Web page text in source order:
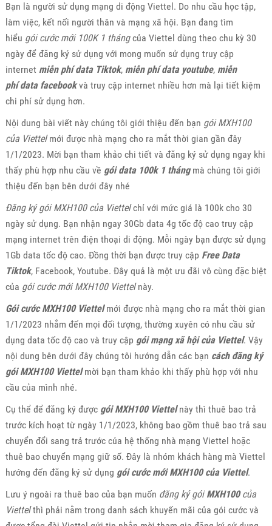
Bạn là người sử dụng mạng di động Viettel. Do nhu cầu học tập,
làm việc, kết nối người thân và mạng xã hội. Bạn đang tìm
hiểu gói cước mới 100K 1 thángcủa Viettel dùng theo chu kỳ 30
ngày để đăng ký sử dụng với mong muốn sử dụng truy cập
internet miễn phí data Tiktok, miễn phí data youtube, miễn
phí data facebookvà truy cập internet nhiều hơn mà lại tiết kiệm
chi phí sử dụng hơn.
Nội dung bài viết này chúng tôi giới thiệu đến bạn gói MXH100
của Viettelmới được nhà mạng cho ra mắt thời gian gần đây
1/1/2023. Mời bạn tham khảo chi tiết và đăng ký sử dụng ngay khi
thấy phù hợp nhu cầu về gói data 100k 1 tháng mà chúng tôi giới
thiệu đến bạn bên dưới đây nhé
Đăng ký gói MXH100 của Viettelchỉ với mức giá là 100k cho 30
ngày sử dụng. Bạn nhận ngay 30Gb data 4g tốc độ cao truy cập
mạng internet trên điện thoại di động. Mỗi ngày bạn được sử dụng
1Gb data tốc độ cao. Đồng thời bạn được truy cập Free Data
Tiktok, Facebook, Youtube. Đây quả là một ưu đãi vô cùng đặc biệt
của gói cước mới MXH100 Viettelnày.
Gói cước MXH100 Viettelmới được nhà mạng cho ra mắt thời gian
1/1/2023 nhắm đến mọi đối tượng, thường xuyên có nhu cầu sử
dụng data tốc độ cao và truy cập gói mạng xã hội của Viettel. Vậy
nội dung bên dưới đây chúng tôi hướng dẫn các bạn cách đăng ký
gói MXH100 Viettelmời bạn tham khảo khi thấy phù hợp với nhu
cầu của mình nhé.
Cụ thể để đăng ký được gói MXH100 Viettelnày thì thuê bao trả
trước kích hoạt từ ngày 1/1/2023, không bao gồm thuê bao trả sau
chuyển đổi sang trả trước của hệ thống nhà mạng Viettel hoặc
thuê bao chuyển mạng giữ số. Đây là nhóm khách hàng mà Viettel
hướng đến đăng ký sử dụng gói cước mới MXH100 của Viettel.
Lưu ý ngoài ra thuê bao của bạn muốn đăng ký góiMXH100của
Viettelthì phải nằm trong danh sách khuyến mãi của gói cước và